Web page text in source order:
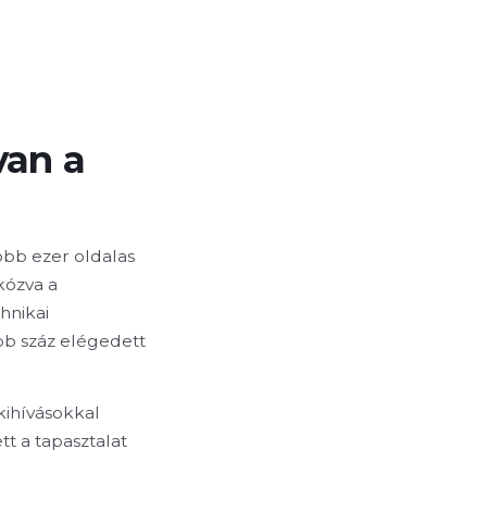
a
ezer oldalas
a
száz elégedett
a tapasztalat